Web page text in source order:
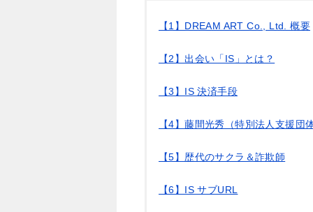
【1】DREAM ART Co., Ltd. 概要
【2】出会い「IS」とは？
【3】IS 決済手段
【4】藤間光秀（特別法人支援団
【5】歴代のサクラ＆詐欺師
【6】IS サブURL